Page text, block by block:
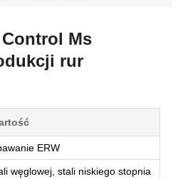
Ms
rur
ERW
węglowej, stali niskiego stopnia